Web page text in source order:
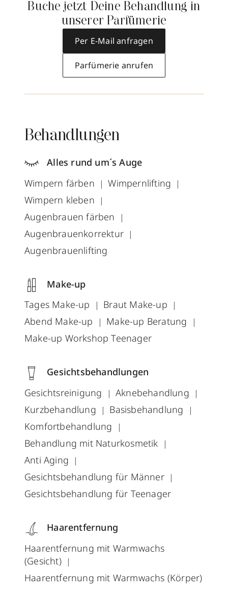
Buche jetzt Deine Behandlung in
unserer Parfümerie
Per E-Mail anfragen
Parfümerie anrufen
Behandlungen
Alles rund um´s Auge
Wimpern färben
Wimpernlifting
Wimpern kleben
Augenbrauen färben
Augenbrauenkorrektur
Augenbrauenlifting
Make-up
Tages Make-up
Braut Make-up
Abend Make-up
Make-up Beratung
Make-up Workshop Teenager
Gesichtsbehandlungen
Gesichtsreinigung
Aknebehandlung
Kurzbehandlung
Basisbehandlung
Komfortbehandlung
Behandlung mit Naturkosmetik
Anti Aging
Gesichtsbehandlung für Männer
Gesichtsbehandlung für Teenager
Haarentfernung
Haarentfernung mit Warmwachs
(Gesicht)
Haarentfernung mit Warmwachs (Körper)